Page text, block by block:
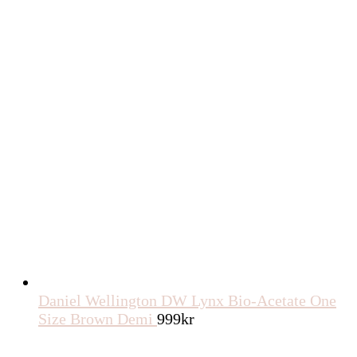
Daniel Wellington DW Lynx Bio-Acetate One
Size Brown Demi 999kr